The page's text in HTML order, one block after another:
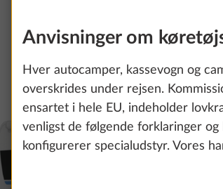
Anvisninger om
Hver autocamper, kassevogn og
overskrides under rejsen.
ensartet i hele EU, indeholder
venligst de følgende forklaringer
konfigurerer specialudstyr. Vores